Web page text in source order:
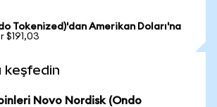
Tokenized)'dan Amerikan Doları'na
$191,03
keşfedin
Novo Nordisk (Ondo